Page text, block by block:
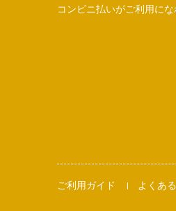
コンビニ払いがご利用にな
ご利用ガイド よくあ